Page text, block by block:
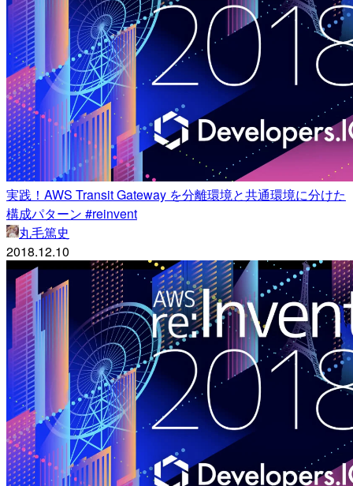
実践！AWS Transit Gateway を分離環境と共通環境に分けた
構成パターン #reinvent
丸毛篤史
2018.12.10